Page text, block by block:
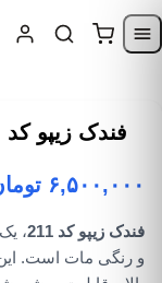
Skip to navigation
فندک زیپو کد ۲۱۱
۶,۵۰۰,۰۰۰
فندک زیپو کد 211
،
و رنگی مات است.